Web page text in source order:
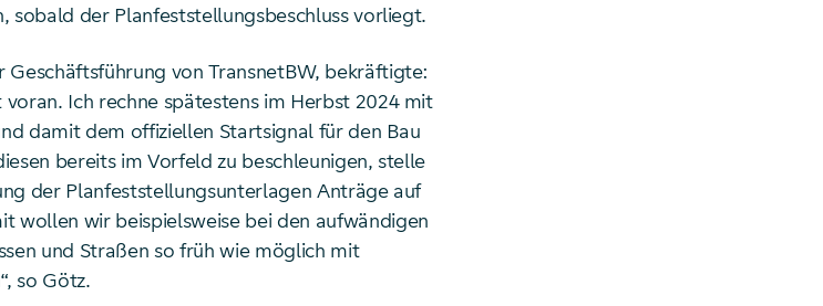
sobald der Planfeststellungsbeschluss vorliegt.
von TransnetBW, bekräftigte:
voran. Ich rechne spätestens im Herbst 2024 mit
damit dem offiziellen Startsignal für den Bau
bereits im Vorfeld zu beschleunigen, stelle
der Planfeststellungsunterlagen Anträge auf
wollen wir beispielsweise bei den aufwändigen
und Straßen so früh wie möglich mit
so Götz.